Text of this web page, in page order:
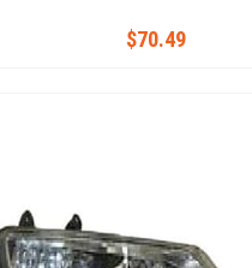
$70.49